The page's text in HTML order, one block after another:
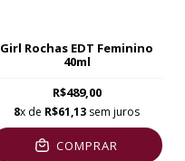
Girl Rochas EDT Feminino
40ml
R$489,00
8x de R$61,13 sem juros
COMPRAR